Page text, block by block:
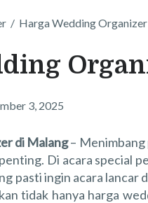
/ Harga Wedding
3, 2025
di Malang– Menimbang
Di acara special
pasti ingin acara lancar
tidak hanya harga